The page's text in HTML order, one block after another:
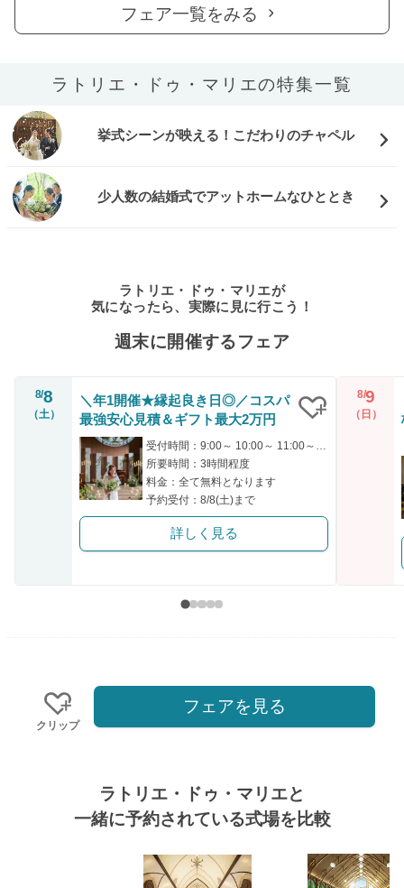
フェア一覧をみる
ラトリエ・ドゥ・マリエの特集一覧
挙式シーンが映える！こだわりのチャペル
少人数の結婚式でアットホームなひととき
ラトリエ・ドゥ・マリエが
気になったら、実際に見に行こう！
週末に開催するフェア
8/8
（土）
＼年1開催★縁起良き日◎／コスパ
最強安心見積＆ギフト最大2万円
受付時間：9:00～ 10:00～ 11:00～ 15:00～ 16:00～
所要時間：3時間程度
料金：全て無料となります
予約受付：8/8(土)まで
詳しく見る
8/9
（日）
クリップ
フェアを見る
ラトリエ・ドゥ・マリエと
一緒に予約されている式場を比較